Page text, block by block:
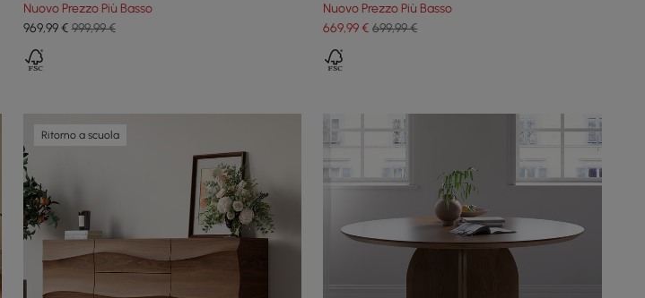
Nuovo Prezzo Più Basso
969,99€ 999,99 €
Nuovo Prezzo Più Basso
669,99€ 699,99 €
Ritorno a scuola